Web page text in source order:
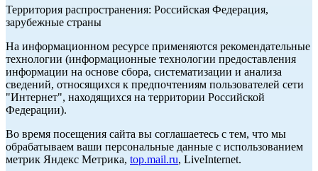
Территория распространения: Российская Федерация,
зарубежные страны
На информационном ресурсе применяются рекомендательные
технологии (информационные технологии предоставления
информации на основе сбора, систематизации и анализа
сведений, относящихся к предпочтениям пользователей сети
"Интернет", находящихся на территории Российской
Федерации).
Во время посещения сайта вы соглашаетесь с тем, что мы
обрабатываем ваши персональные данные с использованием
метрик Яндекс Метрика, top.mail.ru, LiveInternet.